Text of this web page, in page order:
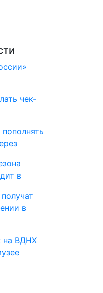
чек-
в
в
на ВДНХ